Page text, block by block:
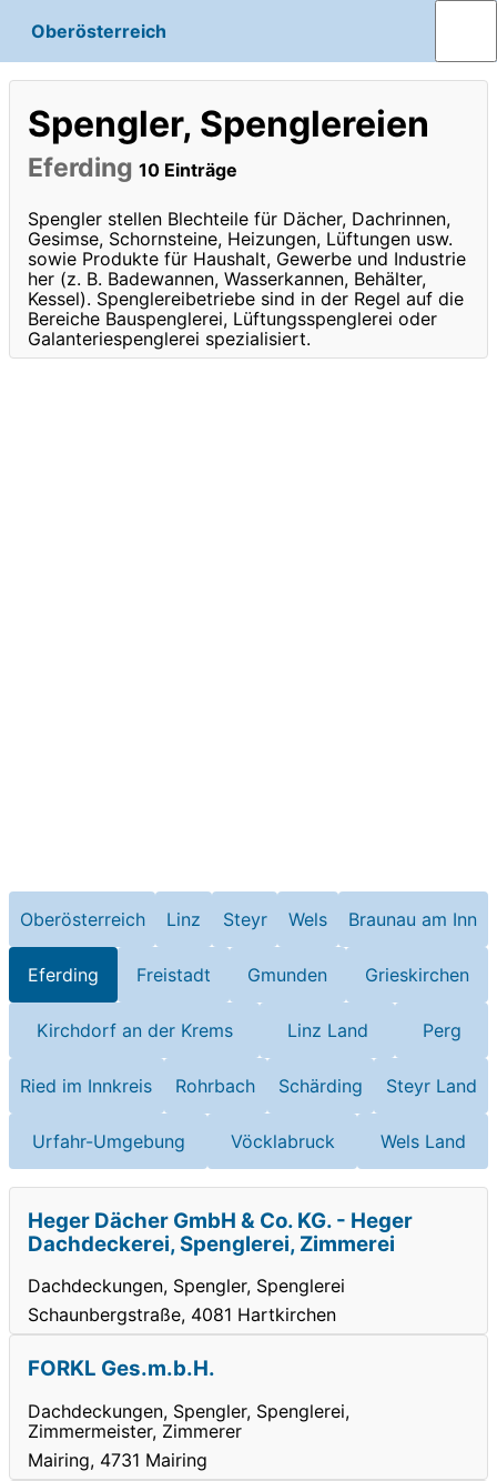
Oberösterreich
Spengler, Spenglereien
Eferding 10 Einträge
Spengler stellen Blechteile für Dächer, Dachrinnen,
Gesimse, Schornsteine, Heizungen, Lüftungen usw.
sowie Produkte für Haushalt, Gewerbe und Industrie
her (z. B. Badewannen, Wasserkannen, Behälter,
Kessel). Spenglereibetriebe sind in der Regel auf die
Bereiche Bauspenglerei, Lüftungsspenglerei oder
Galanteriespenglerei spezialisiert.
Oberösterreich Linz Steyr Wels Braunau am Inn
Eferding Freistadt Gmunden Grieskirchen
Kirchdorf an der Krems Linz Land Perg
Ried im Innkreis Rohrbach Schärding Steyr Land
Urfahr-Umgebung Vöcklabruck Wels Land
Heger Dächer GmbH & Co. KG. - Heger
Dachdeckerei, Spenglerei, Zimmerei
Dachdeckungen, Spengler, Spenglerei
Schaunbergstraße, 4081 Hartkirchen
FORKL Ges.m.b.H.
Dachdeckungen, Spengler, Spenglerei,
Zimmermeister, Zimmerer
Mairing, 4731 Mairing